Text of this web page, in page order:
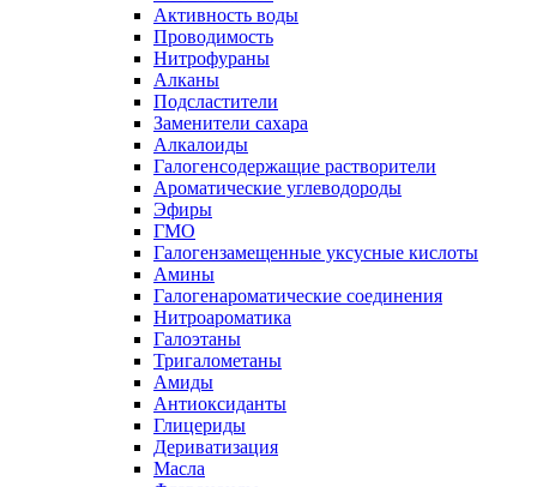
Активность воды
Проводимость
Нитрофураны
Алканы
Подсластители
Заменители сахара
Алкалоиды
Галогенсодержащие растворители
Ароматические углеводороды
Эфиры
ГМО
Галогензамещенные уксусные кислоты
Амины
Галогенароматические соединения
Нитроароматика
Галоэтаны
Тригалометаны
Амиды
Антиоксиданты
Глицериды
Дериватизация
Масла